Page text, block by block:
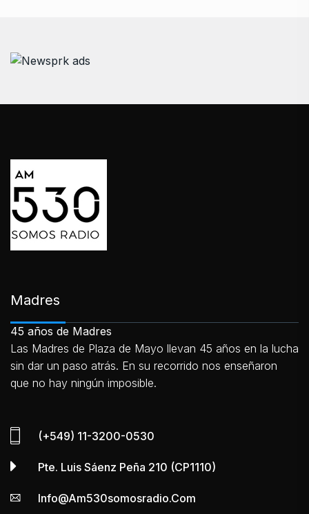
Madres
45 años de Madres
Las Madres de Plaza de Mayo llevan 45 años en la lucha
sin dar un paso atrás. En su recorrido nos enseñaron
que no hay ningún imposible.
(+549) 11-3200-0530
Pte. Luis Sáenz Peña 210 (CP1110)
Info@am530somosradio.com